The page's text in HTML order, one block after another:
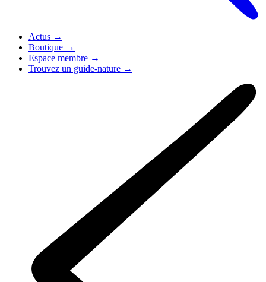
Actus →
Boutique →
Espace membre →
Trouvez un guide-nature →